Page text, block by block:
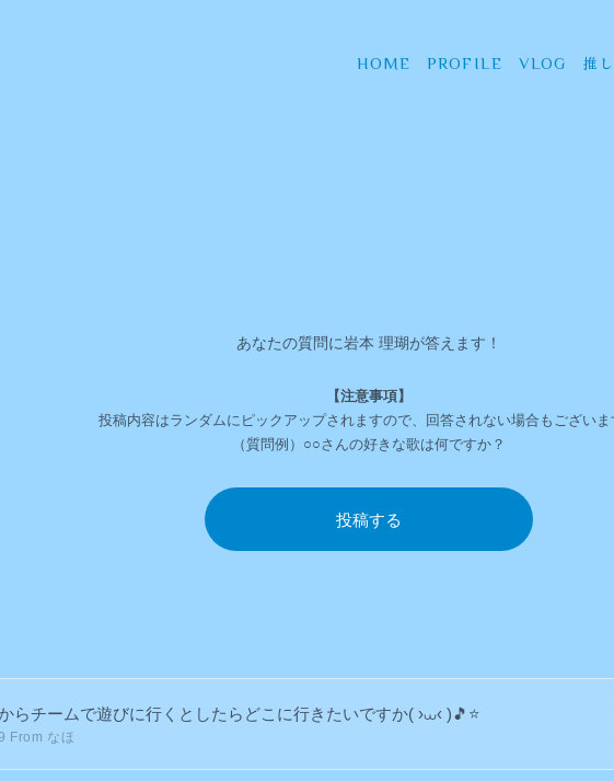
HOME PROFILE VLOG 推
あなたの質問に岩本 理瑚が答えます！
【注意事項】
投稿内容はランダムにピックアップされますので、回答されない場合もございま
（質問例）○○さんの好きな歌は何ですか？
投稿する
らチームで遊びに行くとしたらどこに行きたいですか( ›⩊‹ )🎵⭐
From なほ